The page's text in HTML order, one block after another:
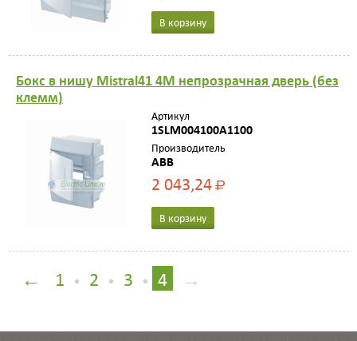
В корзину
Бокс в нишу Mistral41 4М непрозрачная дверь (без
клемм)
Артикул
1SLM004100A1100
Производитель
ABB
2 043,24Р
В корзину
← 1 • 2 • 3 • 4 →